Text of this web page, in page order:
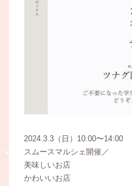
2024.3.3（日）10:00〜14:00
スムースマルシェ開催／
美味しいお店
かわいいお店